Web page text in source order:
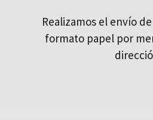
Realizamos el envío
formato papel por